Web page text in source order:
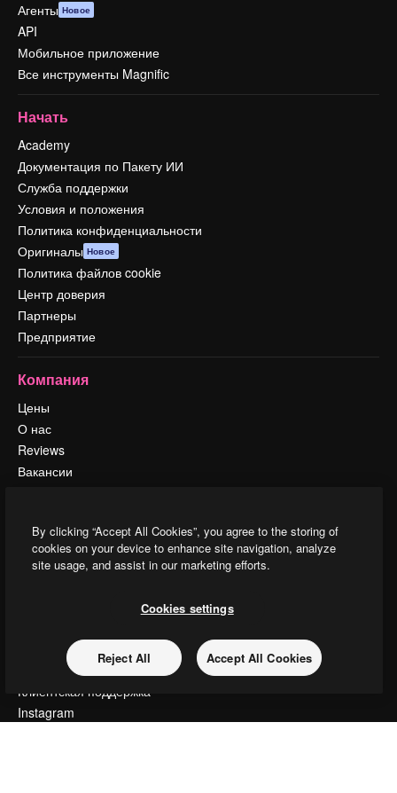
Агенты Новое
API
Мобильное приложение
Все инструменты Magnific
Начать
Academy
Документация по Пакету ИИ
Служба поддержки
Условия и положения
Политика конфиденциальности
Оригиналы Новое
Политика файлов cookie
Центр доверия
Партнеры
Предприятие
Компания
Цены
О нас
Reviews
Вакансии
События
Slidesgo
Продайте свой контент
Связаться с нами
Клиентская поддержка
Instagram
By clicking “Accept All Cookies”, you agree to the storing of
cookies on your device to enhance site navigation, analyze
site usage, and assist in our marketing efforts.
Cookies settings
Reject All Accept All Cookies